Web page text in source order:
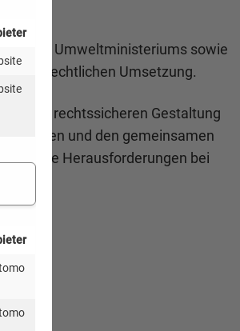
des Umweltministeriums sowie
und rechtlichen Umsetzung.
der rechtssicheren Gestaltung
Fragen und den gemeinsamen
sowie Herausforderungen bei